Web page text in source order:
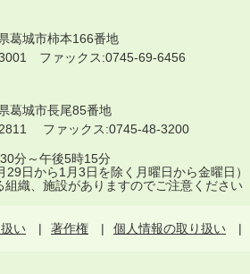
葛城市柿本166番地
ファックス:0745-69-6456
葛城市長尾85番地
ファックス:0745-48-3200
分～午後5時15分
29日から1月3日を除く月曜日から金曜日）
織、施設がありますのでご注意ください
い 著作権 個人情報の取り扱い